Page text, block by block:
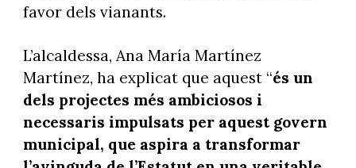
favor dels vianants.
L’alcaldessa, Ana María Martínez
Martínez, ha explicat que aquest “és un
dels projectes més ambiciosos i
necessaris impulsats per aquest govern
municipal, que aspira a transformar